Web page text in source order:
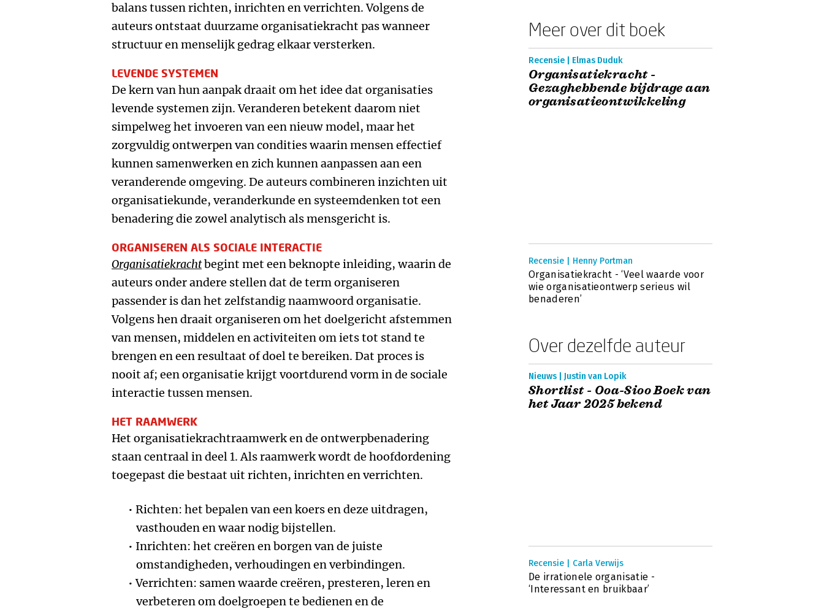
balans tussen richten, inrichten en verrichten. Volgens de
auteurs ontstaat duurzame organisatiekracht pas wanneer
structuur en menselijk gedrag elkaar versterken.
LEVENDE SYSTEMEN
De kern van hun aanpak draait om het idee dat organisaties
levende systemen zijn. Veranderen betekent daarom niet
simpelweg het invoeren van een nieuw model, maar het
zorgvuldig ontwerpen van condities waarin mensen effectief
kunnen samenwerken en zich kunnen aanpassen aan een
veranderende omgeving. De auteurs combineren inzichten uit
organisatiekunde, veranderkunde en systeemdenken tot een
benadering die zowel analytisch als mensgericht is.
ORGANISEREN ALS SOCIALE INTERACTIE
Organisatiekrachtbegint met een beknopte inleiding, waarin de
auteurs onder andere stellen dat de term organiseren
passender is dan het zelfstandig naamwoord organisatie.
Volgens hen draait organiseren om het doelgericht afstemmen
van mensen, middelen en activiteiten om iets tot stand te
brengen en een resultaat of doel te bereiken. Dat proces is
nooit af; een organisatie krijgt voortdurend vorm in de sociale
interactie tussen mensen.
HET RAAMWERK
Het organisatiekrachtraamwerk en de ontwerpbenadering
staan centraal in deel 1. Als raamwerk wordt de hoofdordening
toegepast die bestaat uit richten, inrichten en verrichten.
Richten: het bepalen van een koers en deze uitdragen,
vasthouden en waar nodig bijstellen.
Inrichten: het creëren en borgen van de juiste
omstandigheden, verhoudingen en verbindingen.
Verrichten: samen waarde creëren, presteren, leren en
verbeteren om doelgroepen te bedienen en de
Meer over dit boek
Recensie | Elmas Duduk
Organisatiekracht -
Gezaghebbende bijdrage aan
organisatieontwikkeling
Recensie | Henny Portman
Organisatiekracht - ‘Veel waarde voor
wie organisatieontwerp serieus wil
benaderen’
Over dezelfde auteur
Nieuws | Justin van Lopik
Shortlist - Ooa-Sioo Boek van
het Jaar 2025 bekend
Recensie | Carla Verwijs
De irrationele organisatie -
‘Interessant en bruikbaar’